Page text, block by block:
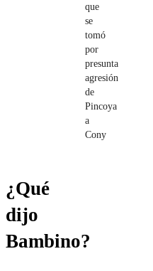
que
se
tomó
por
presunta
agresión
de
Pincoya
a
Cony
¿Qué
dijo
Bambino?